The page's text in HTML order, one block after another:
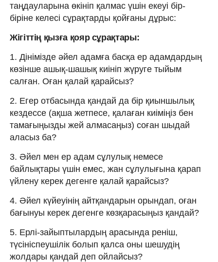
таңдауларына өкініп қалмас үшін екеуі бір-
біріне келесі сұрақтарды қойғаны дұрыс:
Жігіттің қызға қояр сұрақтары:
1. Дінімізде әйел адамға басқа ер адамдардың
көзінше ашық-шашық киініп жүруге тыйым
салған. Оған қалай қарайсыз?
2. Егер отбасында қандай да бір қиыншылық
кездессе (ақша жетпесе, қалаған киіміңіз бен
тамағыңызды жей алмасаңыз) соған шыдай
аласыз ба?
3. Әйел мен ер адам сұлулық немесе
байлықтары үшін емес, жан сұлулығына қарап
үйлену керек дегенге қалай қарайсыз?
4. Әйел күйеуінің айтқандарын орындап, оған
бағынуы керек дегенге көзқарасыңыз қандай?
5. Ерлі-зайыптылардың арасында реніш,
түсініспеушілік болып қалса оны шешудің
жолдары қандай деп ойлайсыз?